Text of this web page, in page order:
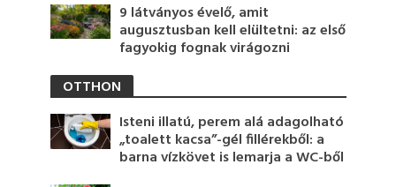
9 látványos évelő, amit
augusztusban kell elültetni: az első
fagyokig fognak virágozni
OTTHON
Isteni illatú, perem alá adagolható
„toalett kacsa”-gél fillérekből: a
barna vízkövet is lemarja a WC-ből